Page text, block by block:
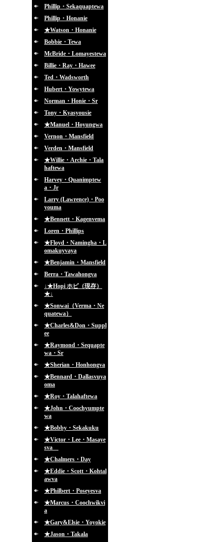
Phillip・Sekaquaptewa
Phillip・Honanie
★Watson・Honanie
Bobbie・Tewa
McBride・Lomayestewa
Billie・Ray・Hawee
Ted・Wadsworth
Hubert・Yowytewa
Norman・Honie・Sr
Tony・Kyasyousie
★Manuel・Hoyungwa
Vernon・Mansfield
Verden・Mansfield
★Willie・Archie・Tala
haftewa
Harvey・Quanimptew
a・Jr
Larry (Lawrence)・Poo
youma
★Bennett・Kagenvema
Loren・Phillips
★Floyd・Namingha・L
omakuyvaya
★Benjamin・Mansfield
Berra・Tawahongva
↓★Hopi ホピ（現存）
★↓
★Sonwai（Verma・Ne
quatewa）
★Charles&Don・Suppl
ee
★Raymond・Sequapte
wa・Sr
★Sherian・Honhongva
★Bennard・Dallasvuya
oma
★Roy・Talahaftewa
★John・Coochyumpte
wa
★Bobby・Sekakuku
★Victor・Lee・Masaye
sva
★Chalmers・Day
★Eddie・Scott・Kohtal
awva
★Philbert・Poseyesva
★Marcus・Coochwikvi
a
★Gary&Elsie・Yoyokie
★Jason・Takala